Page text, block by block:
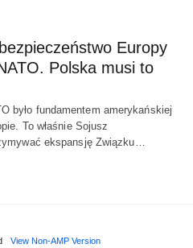
Europy
Polska musi to
było fundamentem amerykańskiej
To właśnie Sojusz
ekspansję Związku…
View Non-AMP Version